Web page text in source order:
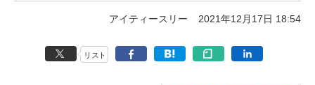
アイティースリー 2021年12月17日 18:54
リスト